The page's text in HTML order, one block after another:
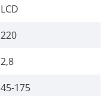
LCD
220
2,8
45-175